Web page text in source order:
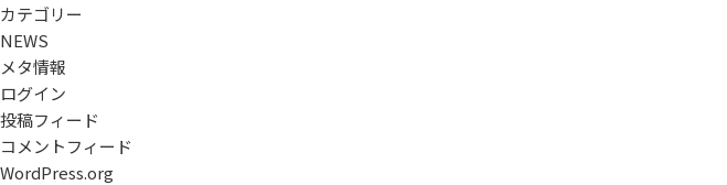
カテゴリー
NEWS
メタ情報
ログイン
投稿フィード
コメントフィード
WordPress.org